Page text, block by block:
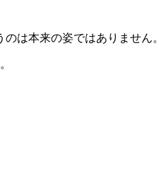
は本来の姿ではありません。